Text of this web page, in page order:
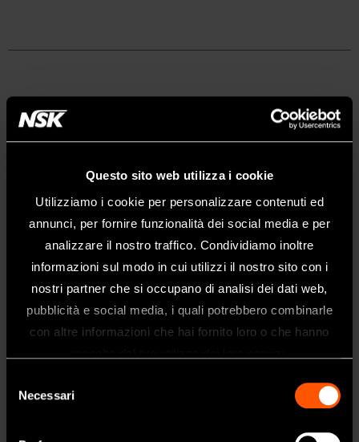
Questo sito web utilizza i cookie
Utilizziamo i cookie per personalizzare contenuti ed
annunci, per fornire funzionalità dei social media e per
analizzare il nostro traffico. Condividiamo inoltre
informazioni sul modo in cui utilizzi il nostro sito con i
nostri partner che si occupano di analisi dei dati web,
pubblicità e social media, i quali potrebbero combinarle
con altre informazioni che hai fornito loro o che hanno
Necessari
Benvenuti nel sito web di NSK Dental
Italy
NSK 360° Tour
NSK è lieta di presentarvi "NSK 360° Tour", un tour virtuale
della nostra sede e del nostro stabilimento.